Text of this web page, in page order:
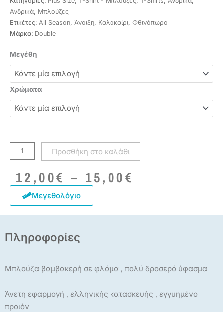
Ανδρικά Μπλούζες
Ετικέτες: All Season Άνοιξη Καλοκαίρι Φθινόπωρο
Μάρκα: Double
Μεγέθη
Χρώματα
Μπλούζα
ανδρική
με
τύπωμα
TS-
2015S
Navy
ποσότητα
Προσθήκη στο καλάθι
12,00€ – 15,00€
15,00€
Μεγεθολόγιο
Πληροφορίες
Μπλούζα βαμβακερή σε φλάμα , πολύ δροσερό ύφασμα
Άνετη εφαρμογή , ελληνικής κατασκευής , εγγυημένο
προιόν